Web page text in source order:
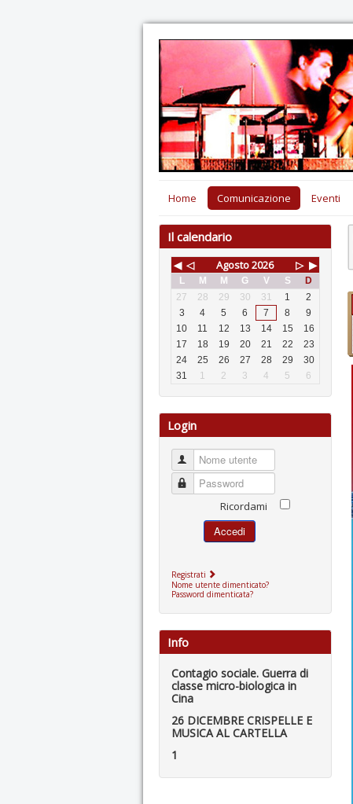
Home Comunicazione Eventi
Il calendario
◀ ◁ Agosto2026 ▷ ▶
L M M G V S
D
27
28 29 30 31 1
2
3
4 5 6 7 8
9
10
11 12 13 14 15
16
17
18 19 20 21 22
23
24
25 26 27 28 29
30
31
1 2 3 4 5 6
Login
Nome utente
Password
Ricordami
Accedi
Registrati
Nome utente dimenticato?
Password dimenticata?
Info
Contagio sociale. Guerra di
classe micro-biologica in
Cina
26 DICEMBRE CRISPELLE E
MUSICA AL CARTELLA
1